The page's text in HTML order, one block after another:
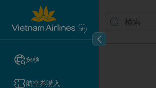
探検
航空券購入